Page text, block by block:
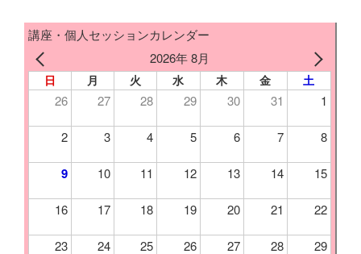
講座・個人セッションカレンダー
2026年 8月
日 月 火 水 木 金 土
26 27 28 29 30 31 1
2 3 4 5 6 7 8
9 10 11 12 13 14 15
16 17 18 19 20 21 22
23 24 25 26 27 28 29